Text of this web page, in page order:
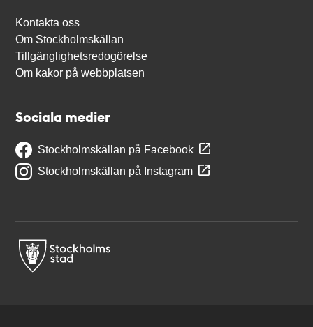
Kontakta oss
Om Stockholmskällan
Tillgänglighetsredogörelse
Om kakor på webbplatsen
Sociala medier
Stockholmskällan på Facebook
Stockholmskällan på Instagram